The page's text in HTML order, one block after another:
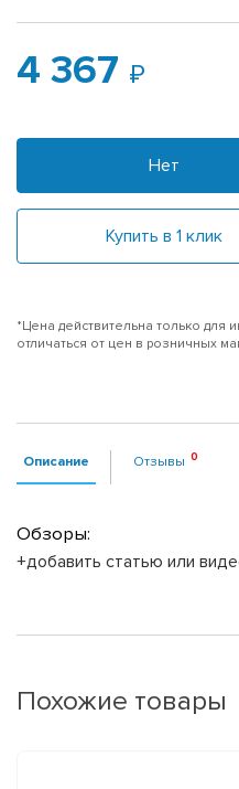
4 367
Нет
Купить в 1 клик
*Цена действительна только для
отличаться от цен в розничных
Описание Отзывы
Обзоры:
+добавить статью или
Похожие товары